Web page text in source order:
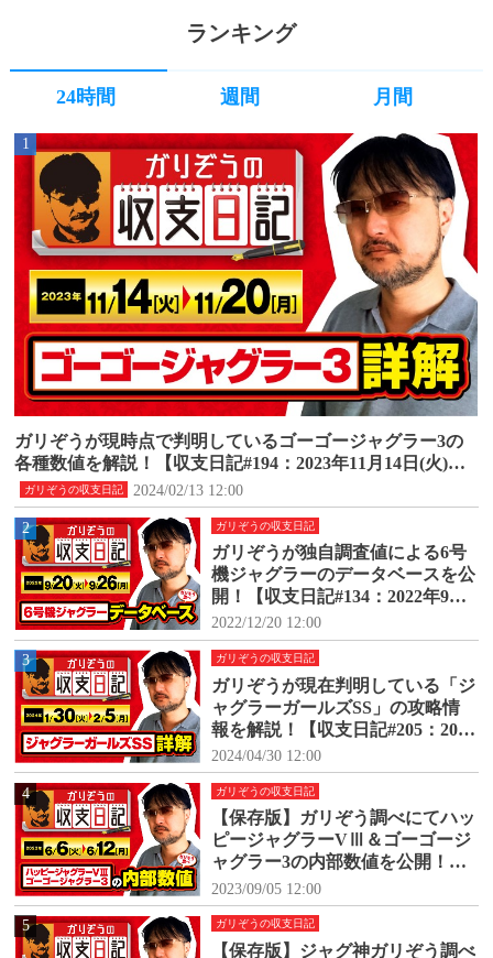
ランキング
24時間 週間 月間
1
ガリぞうの収支日記
ガリぞうが現時点で判明しているゴーゴージャグラー3の
各種数値を解説！【収支日記#194：2023年11月14日(火)～1
1月20日(月)】
2024/02/13 12:00
2 ガリぞうの収支日記
ガリぞうが独自調査値による6号
機ジャグラーのデータベースを公
開！【収支日記#134：2022年9月2
0日(火)～9月26日(月)】
2022/12/20 12:00
3 ガリぞうの収支日記
ガリぞうが現在判明している「ジ
ャグラーガールズSS」の攻略情
報を解説！【収支日記#205：2024
年1月30日(火)～2024年2月5日
(月)】
2024/04/30 12:00
4 ガリぞうの収支日記
【保存版】ガリぞう調べにてハッ
ピージャグラーVⅢ＆ゴーゴージ
ャグラー3の内部数値を公開！
【収支日記#171：2023年6月6日
(火)～6月12日(月)】
2023/09/05 12:00
5 ガリぞうの収支日記
【保存版】ジャグ神ガリぞう調べ